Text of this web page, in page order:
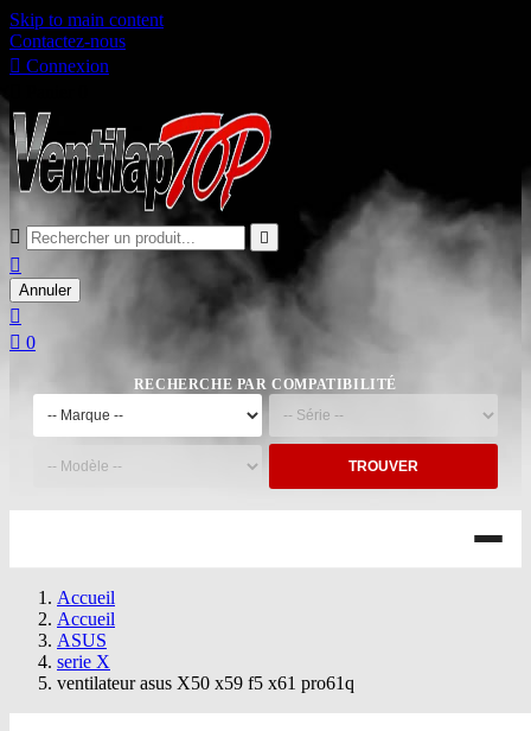
Skip to main content
Contactez-nous
 Connexion
 

Annuler

 0
RECHERCHE PAR COMPATIBILITÉ
TROUVER
Accueil
Accueil
ASUS
serie X
ventilateur asus X50 x59 f5 x61 pro61q